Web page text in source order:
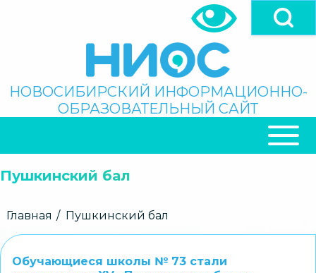
Поиск
НОВОСИБИРСКИЙ ИНФОРМАЦИОННО-
ОБРАЗОВАТЕЛЬНЫЙ САЙТ
НАВИГАЦИЯ
Пушкинский бал
Строка
Главная Пушкинский бал
Обучающиеся школы № 73 стали